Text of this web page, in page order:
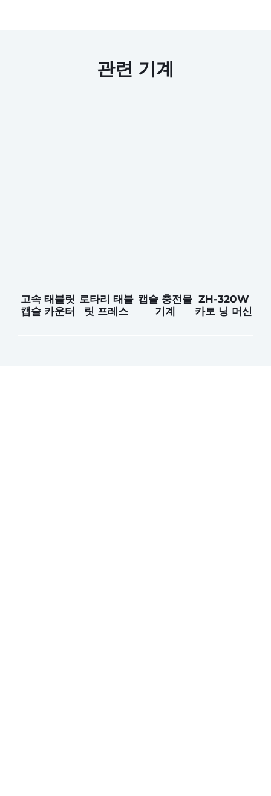
관련 기계
고속 태블릿
캡슐 카운터
로타리 태블
릿 프레스
캡슐 충전물
기계
ZH-320W
카토 닝 머신